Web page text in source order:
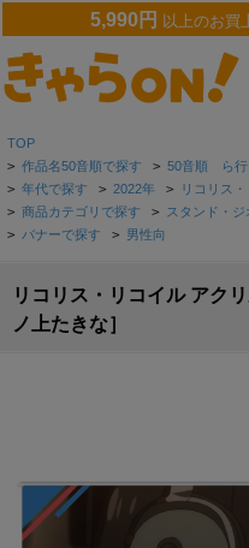
5,990円 以上のお買
TOP
> 作品名50音順で探す > 50音順 ら行
> 年代で探す > 2022年 > リコリス
> 商品カテゴリで探す > スタンド・ジ
> バナーで探す > 男性向
リコリス・リコイル アク
ノ上たきな］